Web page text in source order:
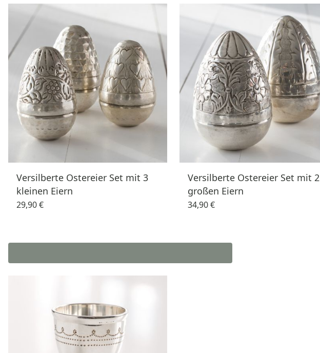
Versilberte Ostereier Set mit 3
kleinen Eiern
29,90 €
Versilberte Ostereier Set mit 2
großen Eiern
34,90 €